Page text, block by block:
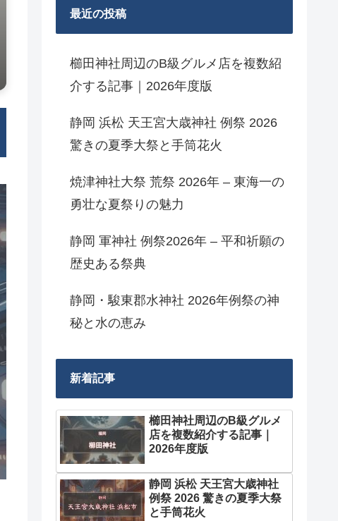
最近の投稿
櫛田神社周辺のB級グルメ店を複数紹
介する記事｜2026年度版
静岡 浜松 天王宮大歳神社 例祭 2026
驚きの夏季大祭と手筒花火
焼津神社大祭 荒祭 2026年 – 東海一の
勇壮な夏祭りの魅力
静岡 軍神社 例祭2026年 – 平和祈願の
歴史ある祭典
静岡・駿東郡水神社 2026年例祭の神
秘と水の恵み
新着記事
櫛田神社周辺のB級グルメ
店を複数紹介する記事｜
2026年度版
静岡 浜松 天王宮大歳神社
例祭 2026 驚きの夏季大祭
と手筒花火